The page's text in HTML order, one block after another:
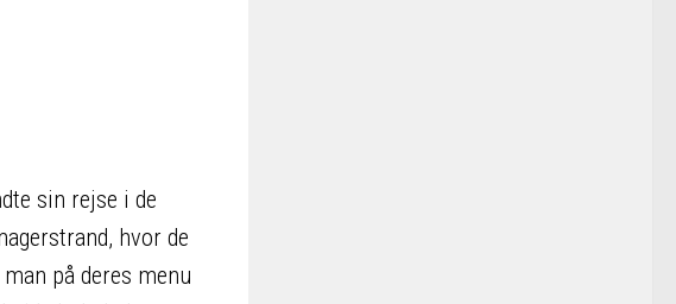
sin rejse i de
hvor de
på deres menu